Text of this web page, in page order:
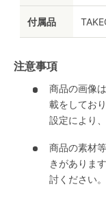
付属品
注意事項
商品の画像
載をしてお
設定により
商品の素材
きがありま
討ください。